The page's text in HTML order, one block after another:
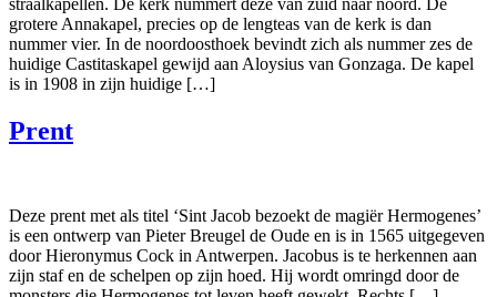
grotere Annakapel, precies op de lengteas van de kerk is dan
nummer vier. In de noordoosthoek bevindt zich als nummer zes de
huidige Castitaskapel gewijd aan Aloysius van Gonzaga. De kapel
is in 1908 in zijn huidige […]
Prent
Deze prent met als titel ‘Sint Jacob bezoekt de magiër Hermogenes’
is een ontwerp van Pieter Breugel de Oude en is in 1565 uitgegeven
door Hieronymus Cock in Antwerpen. Jacobus is te herkennen aan
zijn staf en de schelpen op zijn hoed. Hij wordt omringd door de